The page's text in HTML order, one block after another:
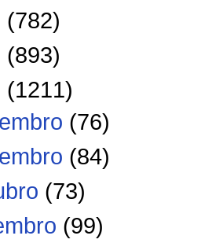
(782)
(893)
(1211)
(76)
(84)
(73)
(99)